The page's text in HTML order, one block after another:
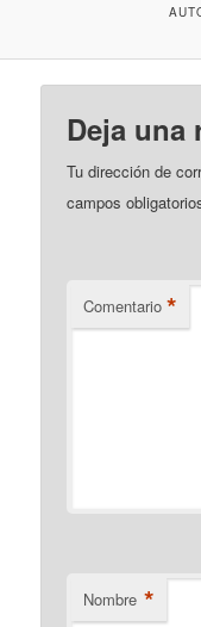
Deja una
Tu dirección de
campos
Comentario *
Nombre *